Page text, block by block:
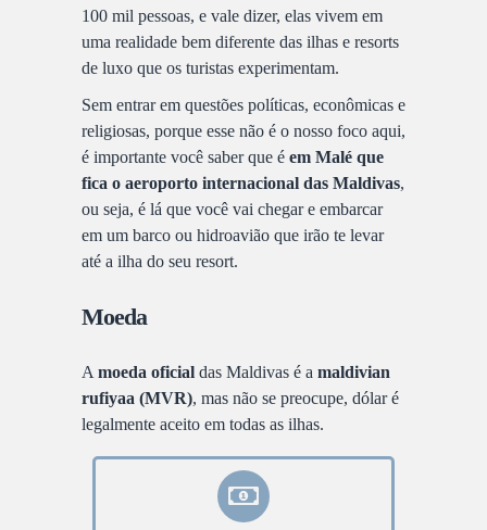
100 mil pessoas, e vale dizer, elas vivem em
uma realidade bem diferente das ilhas e resorts
de luxo que os turistas experimentam.
Sem entrar em questões políticas, econômicas e
religiosas, porque esse não é o nosso foco aqui,
é importante você saber que é em Malé que
fica o aeroporto internacional das Maldivas,
ou seja, é lá que você vai chegar e embarcar
em um barco ou hidroavião que irão te levar
até a ilha do seu resort.
Moeda
A moeda oficial das Maldivas é a maldivian
rufiyaa (MVR), mas não se preocupe, dólar é
legalmente aceito em todas as ilhas.